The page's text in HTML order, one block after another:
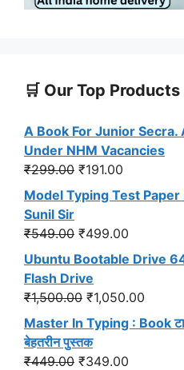
🛒 Our Top Products
A Book For Junior Secra.
Under NHM Vacancies
₹299.00 Original
price
was:
₹299.00.
₹191.00
price
is:
₹191.00.
Model Typing Test
Sunil Sir
₹549.00 Original
price
was:
₹549.00.
₹499.00
price
is:
₹499.00.
Ubuntu Bootable Drive
Flash Drive
₹1,500.00 Original
price
was:
₹1,500.00.
₹1,050.00
price
is:
Master In Typing : Book
बेहतरीन पुस्तक
₹449.00 Original
₹349.00